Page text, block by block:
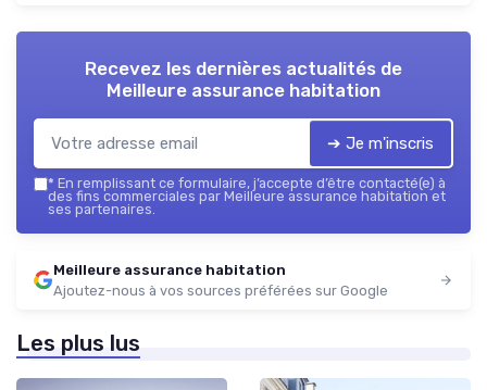
Recevez les dernières actualités de
Meilleure assurance habitation
➔ Je m'inscris
* En remplissant ce formulaire, j’accepte d’être contacté(e) à
des fins commerciales par Meilleure assurance habitation et
ses partenaires.
Meilleure assurance habitation
Ajoutez-nous à vos sources préférées sur Google
Les plus lus